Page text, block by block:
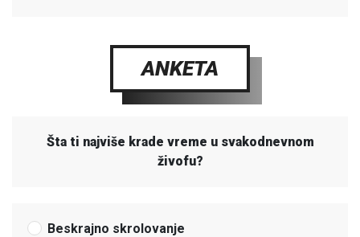
ANKETA
Šta ti najviše krade vreme u svakodnevnom
živofu?
Beskrajno skrolovanje